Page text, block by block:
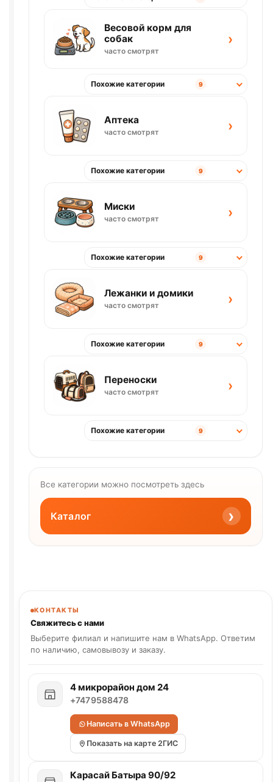
Весовой корм для
собак
часто смотрят
›
Похожие категории 9
Аптека
часто смотрят ›
Похожие категории 9
Миски
часто смотрят ›
Похожие категории 9
Лежанки и домики
часто смотрят ›
Похожие категории 9
Переноски
часто смотрят ›
Похожие категории 9
Все категории можно посмотреть здесь
Каталог ›
КОНТАКТЫ
Свяжитесь с нами
Выберите филиал и напишите нам в WhatsApp. Ответим
по наличию, самовывозу и заказу.
4 микрорайон дом 24
+7479588478
Написать в WhatsApp
Показать на карте 2ГИС
Карасай Батыра 90/92